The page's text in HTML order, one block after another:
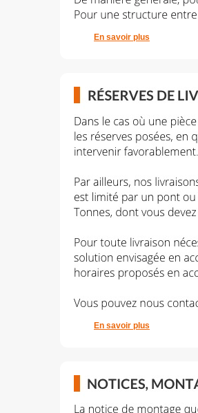
En savoir plus
En savoir plus